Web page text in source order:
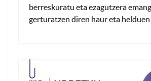
berreskuratu eta ezagutzera
gerturatzen diren haur eta